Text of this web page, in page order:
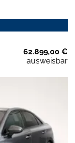
62.899,00 €
ausweisbar